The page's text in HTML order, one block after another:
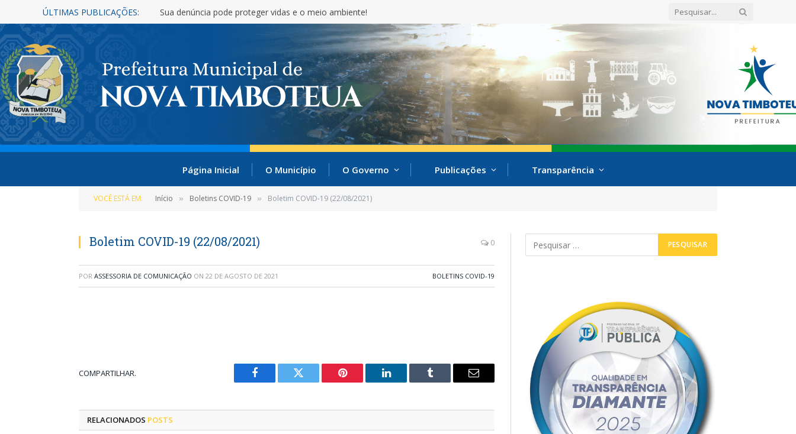
ÚLTIMAS PUBLICAÇÕES: Sua denúncia pode proteger vidas e o meio ambiente!
Página Inicial O Município O Governo Publicações Transparência
VOCÊ ESTÁ EM: Início » Boletins COVID-19 » Boletim COVID-19 (22/08/2021)
Boletim COVID-19 (22/08/2021) 0
POR ASSESSORIA DE COMUNICAÇÃO ON 22 DE AGOSTO DE 2021 BOLETINS COVID-19
COMPARTILHAR.
Facebook Twitter Pinterest LinkedIn Tumblr
E-
RELACIONADOS POSTS